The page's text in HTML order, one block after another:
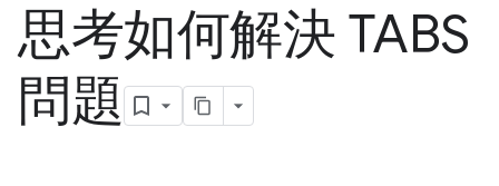
思考如何解決 TABS
問題